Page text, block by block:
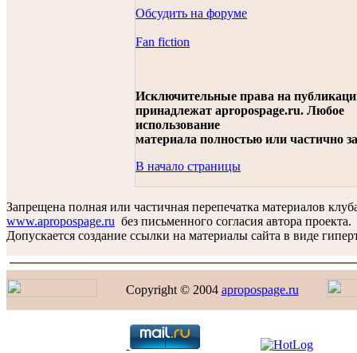
Обсудить на форуме
Fan fiction
Исключительные права на
принадлежат apropospage.ru. Любое
использование
материала полностью или частично
В начало страницы
Запрещена полная или частичная перепечатка материалов
www.apropospage.ru без письменного согласия автора проекта.
Допускается создание ссылки на материалы сайта в виде
Copyright © 2004 apropospage.ru